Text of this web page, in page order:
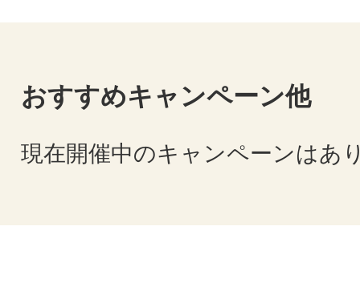
おすすめキャンペーン他
現在開催中のキャンペーンはあ